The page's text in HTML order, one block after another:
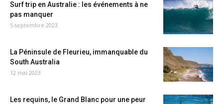
Surf trip en Australie : les événements à ne
pas manquer
5 septembre 2023
La Péninsule de Fleurieu, immanquable du
South Australia
12 mai 2023
Les requins, le Grand Blanc pour une peur